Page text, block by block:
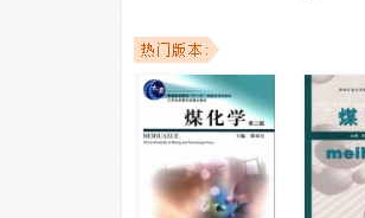
工业职业技术学院、中南大学、